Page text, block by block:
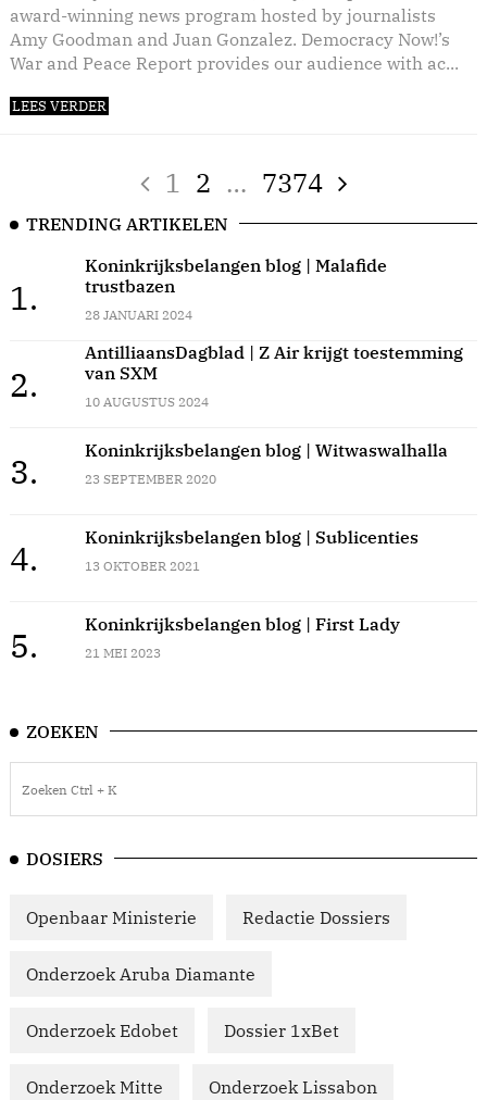
award-winning news program hosted by journalists
Amy Goodman and Juan Gonzalez. Democracy Now!’s
War and Peace Report provides our audience with ac...
LEES VERDER
1 2 … 7374
TRENDING ARTIKELEN
1.
Koninkrijksbelangen blog | Malafide
trustbazen
28 JANUARI 2024
2.
AntilliaansDagblad | Z Air krijgt toestemming
van SXM
10 AUGUSTUS 2024
3.
Koninkrijksbelangen blog | Witwaswalhalla
23 SEPTEMBER 2020
4.
Koninkrijksbelangen blog | Sublicenties
13 OKTOBER 2021
5.
Koninkrijksbelangen blog | First Lady
21 MEI 2023
ZOEKEN
DOSIERS
Openbaar Ministerie Redactie Dossiers
Onderzoek Aruba Diamante
Onderzoek Edobet Dossier 1xBet
Onderzoek Mitte Onderzoek Lissabon